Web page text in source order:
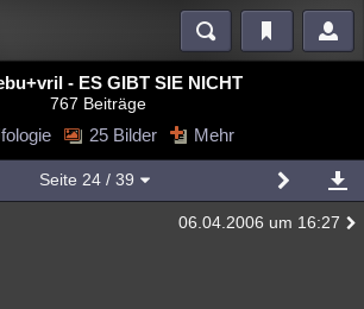
Blogs Videos
Mystery Kriminalfälle
- ES GIBT SIE NICHT
767 Beiträge
25 Bilder Mehr
Seite 24/ 39
06.04.2006 um 16:27